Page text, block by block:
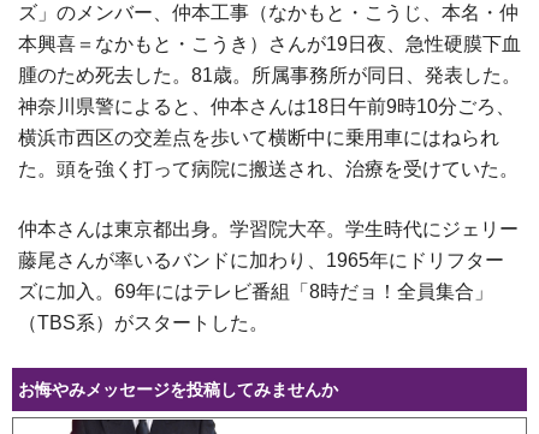
ズ」のメンバー、仲本工事（なかもと・こうじ、本名・仲
本興喜＝なかもと・こうき）さんが19日夜、急性硬膜下血
腫のため死去した。81歳。所属事務所が同日、発表した。
神奈川県警によると、仲本さんは18日午前9時10分ごろ、
横浜市西区の交差点を歩いて横断中に乗用車にはねられ
た。頭を強く打って病院に搬送され、治療を受けていた。
仲本さんは東京都出身。学習院大卒。学生時代にジェリー
藤尾さんが率いるバンドに加わり、1965年にドリフター
ズに加入。69年にはテレビ番組「8時だョ！全員集合」
（TBS系）がスタートした。
お悔やみメッセージを投稿してみませんか